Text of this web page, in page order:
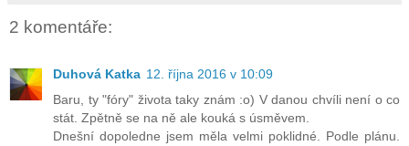
2 komentáře:
Duhová Katka 12. října 2016 v 10:09
Baru, ty "fóry" života taky znám :o) V danou chvíli není o co
stát. Zpětně se na ně ale kouká s úsměvem.
Dnešní dopoledne jsem měla velmi poklidné. Podle plánu.